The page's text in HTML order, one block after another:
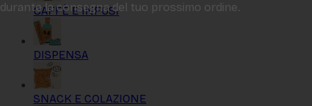
CAFFÈ E INFUSI
DISPENSA
SNACK E COLAZIONE
durante la consegna del tuo prossimo ordine.